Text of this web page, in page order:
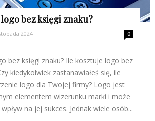
bez księgi znaku?
2024 0
bez księgi znaku? Ile kosztuje logo bez
kiedykolwiek zastanawiałeś się, ile
logo dla Twojej firmy? Logo jest
elementem wizerunku marki i może
na jej sukces. Jednak wiele osób...